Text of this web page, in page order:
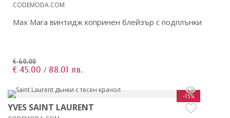
CODEMODA.COM
Max Mara винтидж копринен блейзър с подплънки
€ 60.00
€ 45.00 / 88.01 лв.
-15%
YVES SAINT LAURENT